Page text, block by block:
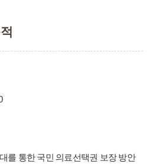
를 통한 국민 의료선택권 보장 방안